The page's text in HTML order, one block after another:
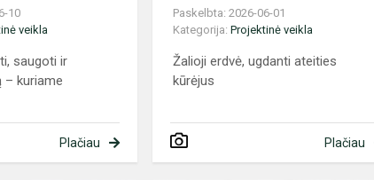
10
veikla
saugoti ir
– kuriame
Plačiau
Paskelbta: 2026-06-01
Kategorija:Projektinė veikla
Žalioji erdvė, ugdanti ateities
kūrėjus
Plačiau